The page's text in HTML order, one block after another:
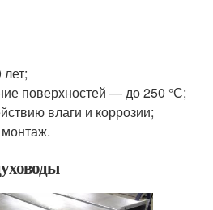
поверхностей — до 250 °С;
влаги и коррозии;
монтаж.